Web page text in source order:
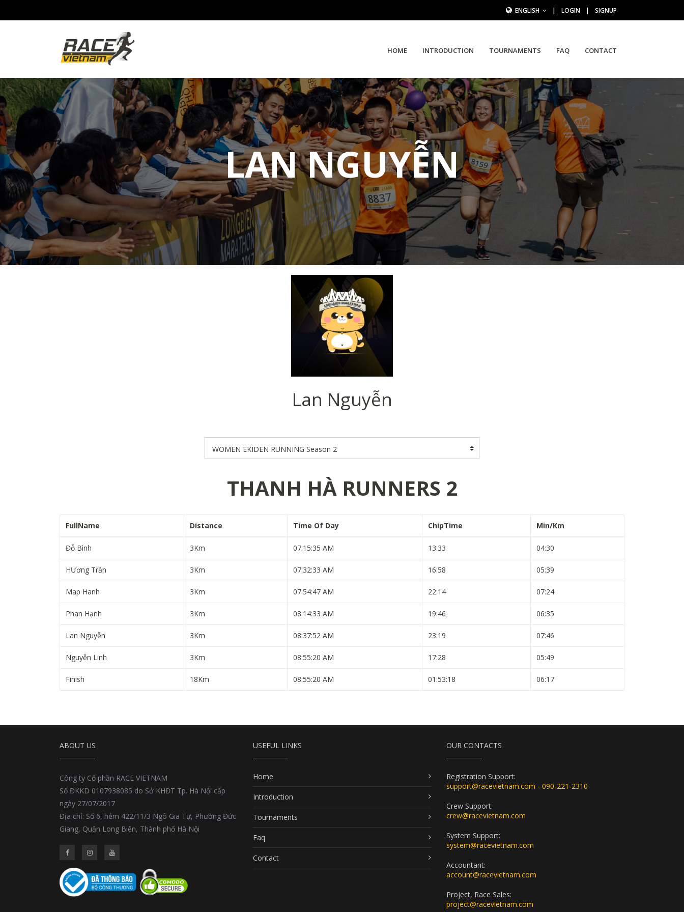
ENGLISH | LOGIN | SIGNUP
HOME INTRODUCTION TOURNAMENTS FAQ CONTACT
LAN NGUYỄN
Lan Nguyễn
THANH HÀ RUNNERS 2
FullName Distance Time Of Day ChipTime Min/Km
Đỗ Bình 3Km 07:15:35 AM 13:33 04:30
HƯơng Trần 3Km 07:32:33 AM 16:58 05:39
Map Hanh 3Km 07:54:47 AM 22:14 07:24
Phan Hạnh 3Km 08:14:33 AM 19:46 06:35
Lan Nguyễn 3Km 08:37:52 AM 23:19 07:46
Nguyễn Linh 3Km 08:55:20 AM 17:28 05:49
Finish 18Km 08:55:20 AM 01:53:18 06:17
ABOUT US
Công ty Cổ phần RACE VIETNAM
Số ĐKKD 0107938085 do Sở KHĐT Tp. Hà Nội cấp
ngày 27/07/2017
Địa chỉ: Số 6, hẻm 422/11/3 Ngô Gia Tự, Phường Đức
Giang, Quận Long Biên, Thành phố Hà Nội
USEFUL LINKS
Home
Introduction
Tournaments
Faq
Contact
OUR CONTACTS
Registration Support:
support@racevietnam.com - 090-221-2310
Crew Support:
crew@racevietnam.com
System Support:
system@racevietnam.com
Accountant:
account@racevietnam.com
Project, Race Sales:
project@racevietnam.com